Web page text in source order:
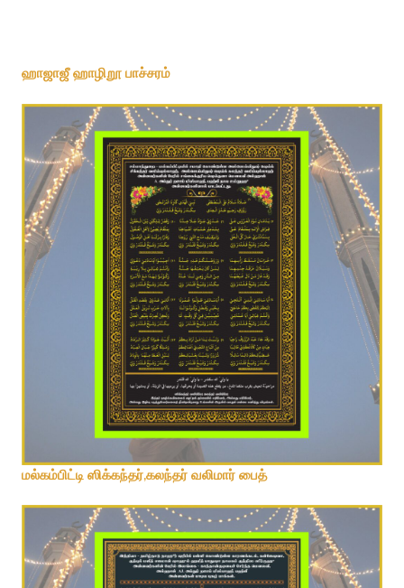
மல்கம்பிட்டி ஸிக்கந்தர்,கலந்தர் வலிமார் பைத்
ஷாஹுல் ஹமீத் பாதுஷா நாயகம் முறாதீ பைத்